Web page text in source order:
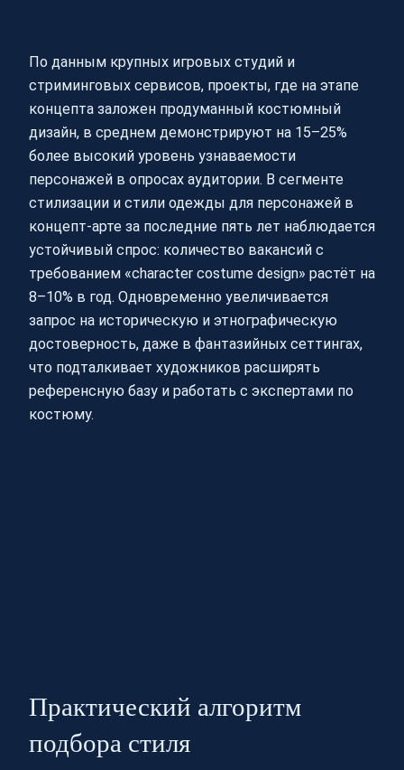
По данным крупных игровых студий и
стриминговых сервисов, проекты, где на этапе
концепта заложен продуманный костюмный
дизайн, в среднем демонстрируют на 15–25%
более высокий уровень узнаваемости
персонажей в опросах аудитории. В сегменте
стилизации и стили одежды для персонажей в
концепт-арте за последние пять лет наблюдается
устойчивый спрос: количество вакансий с
требованием «character costume design» растёт на
8–10% в год. Одновременно увеличивается
запрос на историческую и этнографическую
достоверность, даже в фантазийных сеттингах,
что подталкивает художников расширять
референсную базу и работать с экспертами по
костюму.
Практический алгоритм
подбора стиля